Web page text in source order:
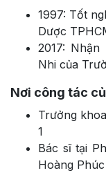
1997: Tốt
Dược
2017:
Nhi của
Nơi công tác
Trưởng
1
Bác sĩ tại
Hoàng Phúc